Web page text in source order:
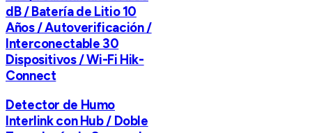
dB / Batería de Litio 10
Años / Autoverificación /
Interconectable 30
Dispositivos / Wi-Fi Hik-
Connect
Detector de Humo
Interlink con Hub / Doble